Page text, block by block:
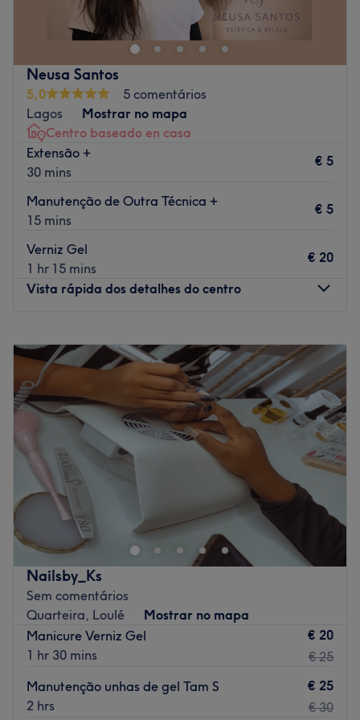
de terapias e massagens localizado em Faro.
Transporte público mais próximo
Uma equipa com anos de experiência no sector que
oferece um serviço completamente personalizado.
O que mais gostamos
Ambiente: moderno, elegante e acolhedor
Especializados em: massagens, beleza
Neusa Santos
5,0
5 comentários
Lagos
Mostrar no mapa
Centro baseado en casa
Extensão +
30 mins
€ 5
Manutenção de Outra Técnica +
15 mins
€ 5
Verniz Gel
1 hr 15 mins
€ 20
Vista rápida dos detalhes do centro
Terça-feira
09:30 – 20:00
Quarta-feira
11:00–20:00
Quinta-feira
09:30–20:00
Sexta-feira
09:30–20:00
Sábado
09:30 – 13:00
Domingo
Fechado
Neusa Santos, Sou Esteticista e técnica de laser com mais
de 10 anos de experiência, especializada em depilação
a laser segura e eficaz. Também tenho outro tipo de
serviços como unhas, limpeza de pele e extensão de
Pestanas, sempre com atendimento personalizado e
máxima atenção á higiene e ao conforto do cliente.
Atendo num gabinete próprio, num ambiente
profissional, acolhedor e de confiança, focado no bem-
estar e satisfação de cada cliente.
Nailsby_Ks
Sem comentários
Quarteira, Loulé
Mostrar no mapa
Manicure Verniz Gel
1 hr 30 mins
€ 20
€ 25
Manutenção unhas de gel Tam S
2 hrs
€ 25
€ 30